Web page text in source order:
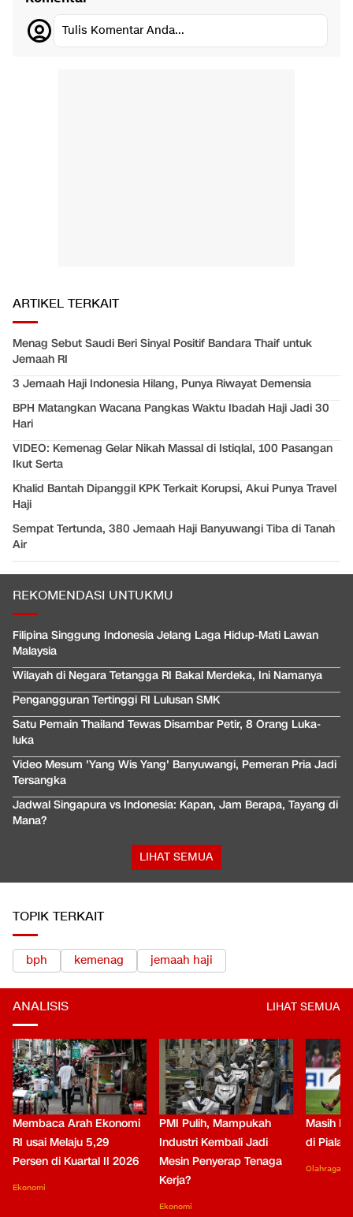
Tulis Komentar Anda...
ARTIKEL TERKAIT
Menag Sebut Saudi Beri Sinyal Positif Bandara Thaif untuk
Jemaah RI
3 Jemaah Haji Indonesia Hilang, Punya Riwayat Demensia
BPH Matangkan Wacana Pangkas Waktu Ibadah Haji Jadi 30
Hari
VIDEO: Kemenag Gelar Nikah Massal di Istiqlal, 100 Pasangan
Ikut Serta
Khalid Bantah Dipanggil KPK Terkait Korupsi, Akui Punya Travel
Haji
Sempat Tertunda, 380 Jemaah Haji Banyuwangi Tiba di Tanah
Air
REKOMENDASI UNTUKMU
Filipina Singgung Indonesia Jelang Laga Hidup-Mati Lawan
Malaysia
Wilayah di Negara Tetangga RI Bakal Merdeka, Ini Namanya
Pengangguran Tertinggi RI Lulusan SMK
Satu Pemain Thailand Tewas Disambar Petir, 8 Orang Luka-
luka
Video Mesum 'Yang Wis Yang' Banyuwangi, Pemeran Pria Jadi
Tersangka
Jadwal Singapura vs Indonesia: Kapan, Jam Berapa, Tayang di
Mana?
LIHAT SEMUA
TOPIK TERKAIT
bph kemenag jemaah haji
ANALISIS LIHAT SEMUA
Membaca Arah Ekonomi
RI usai Melaju 5,29
Persen di Kuartal II 2026
Ekonomi
PMI Pulih, Mampukah
Industri Kembali Jadi
Mesin Penyerap Tenaga
Kerja?
Ekonomi
Masih
di Piala
Olahraga